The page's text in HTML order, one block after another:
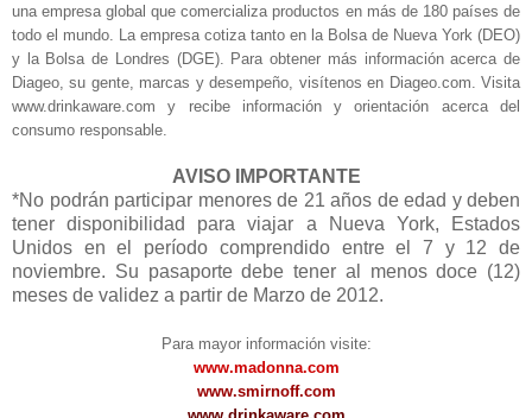
una empresa global que comercializa productos en más de 180 países de
todo el mundo. La empresa cotiza tanto en la Bolsa de Nueva York (DEO)
y la Bolsa de Londres (DGE). Para obtener más información acerca de
Diageo, su gente, marcas y desempeño, visítenos en Diageo.com. Visita
www.drinkaware.com y recibe información y orientación acerca del
consumo responsable.
AVISO IMPORTANTE
*No podrán participar menores de 21 años de edad y deben
tener disponibilidad para viajar a Nueva York, Estados
Unidos en el período comprendido entre el 7 y 12 de
noviembre. Su pasaporte debe tener al menos doce (12)
meses de validez a partir de Marzo de 2012.
Para mayor información visite:
www.madonna.com
www.smirnoff.com